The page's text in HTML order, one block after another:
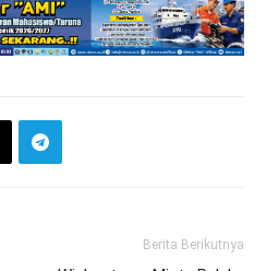
Berita Berikutnya